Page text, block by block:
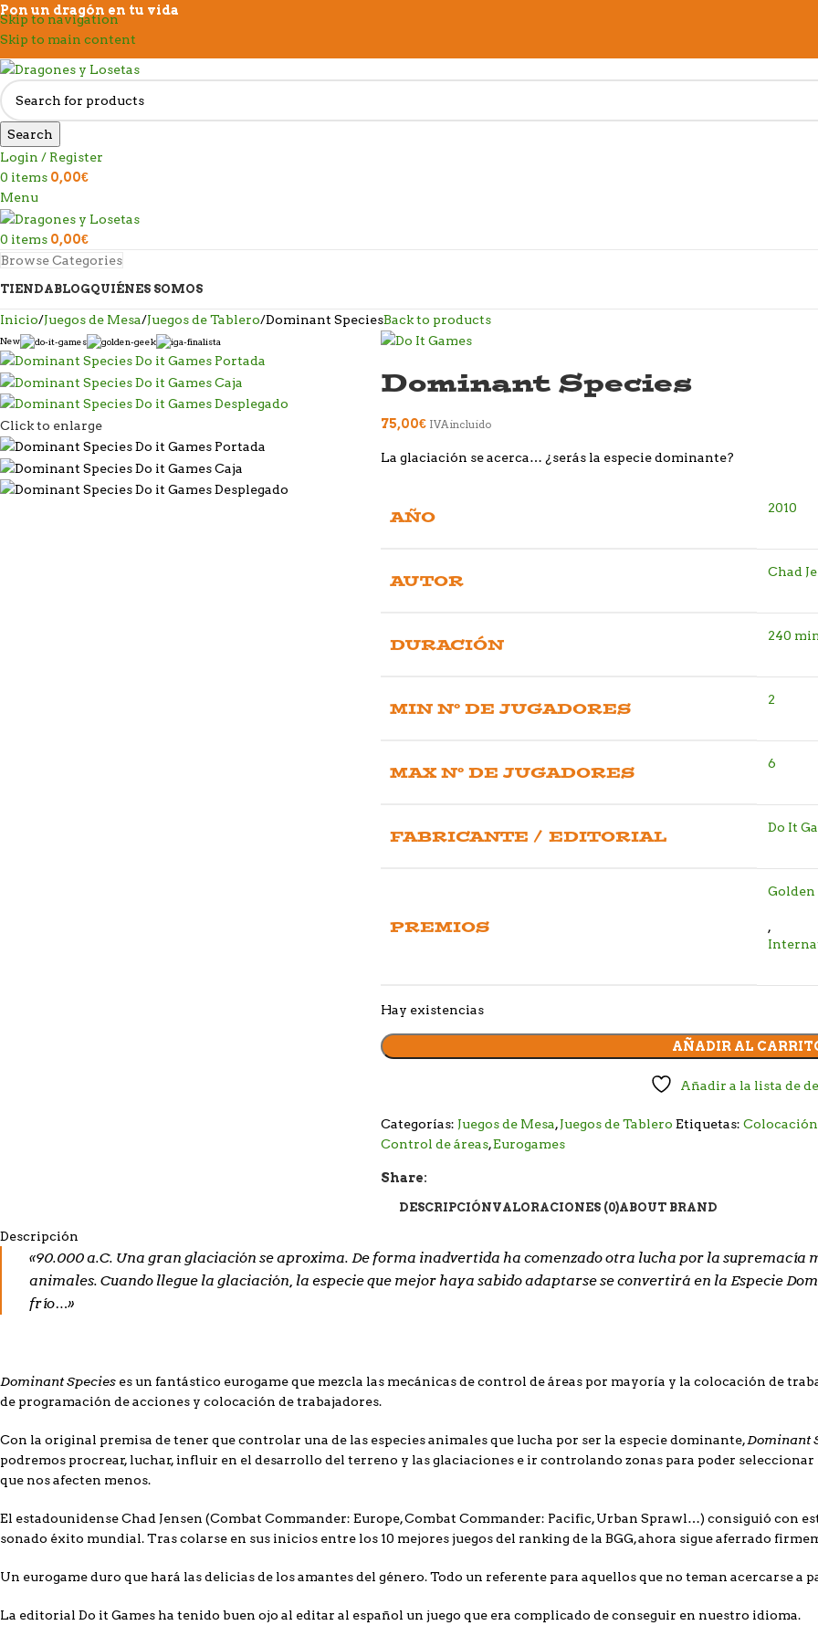
Skip to navigation
Skip to main content
Pon un dragón en tu vida
Search
Login / Register
0 items 0,00€
Menu
0 items 0,00€
Browse Categories
TIENDABLOGQUIÉNES SOMOS
Inicio Juegos de Mesa Juegos de Tablero Dominant SpeciesBack to products
New
Click to enlarge
Dominant Species
75,00€ IVA incluido
La glaciación se acerca… ¿serás la especie dominante?
AÑO 2010
AUTOR Chad
DURACIÓN 240
MIN Nº DE JUGADORES 2
MAX Nº DE JUGADORES 6
FABRICANTE / EDITORIAL Do It
PREMIOS
Golden
,
Hay existencias
AÑADIR AL
Añadir a la lista de
Categorías: Juegos de Mesa,Juegos de Tablero Etiquetas:
Control de áreas,Eurogames
Share:
DESCRIPCIÓNVALORACIONES (0)ABOUT BRAND
Descripción
«90.000 a.C. Una gran glaciación se aproxima. De forma inadvertida ha comenzado otra lucha por la supremacía
animales. Cuando llegue la glaciación, la especie que mejor haya sabido adaptarse se convertirá en la Especie
frío…»
Dominant Species es un fantástico eurogame que mezcla las mecánicas de control de áreas por mayoría y la colocación de
de programación de acciones y colocación de trabajadores.
Con la original premisa de tener que controlar una de las especies animales que lucha por ser la especie dominante,Dominant
podremos procrear, luchar, influir en el desarrollo del terreno y las glaciaciones e ir controlando zonas para poder
que nos afecten menos.
El estadounidense Chad Jensen (Combat Commander: Europe,Combat Commander: Pacific,Urban Sprawl…) consiguió con
sonado éxito mundial. Tras colarse en sus inicios entre los 10 mejores juegos del ranking de la BGG, ahora sigue aferrado
Un eurogame duro que hará las delicias de los amantes del género. Todo un referente para aquellos que no teman acercarse a
La editorial Do it Games ha tenido buen ojo al editar al español un juego que era complicado de conseguir en nuestro idioma.